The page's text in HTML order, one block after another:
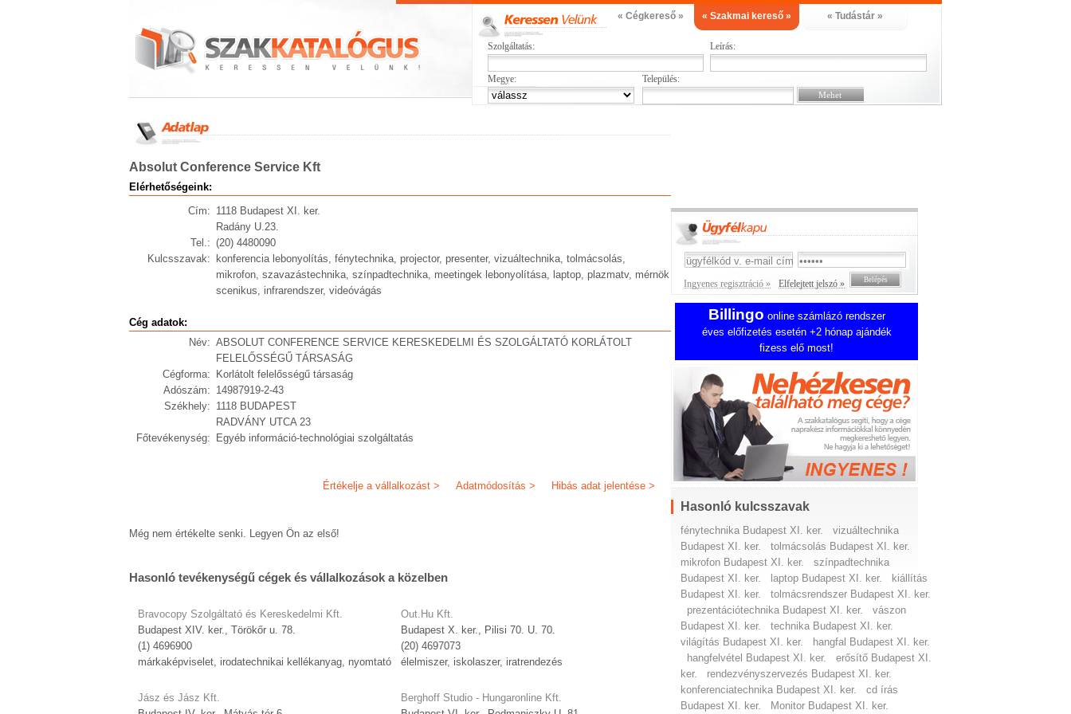
« Cégkereső » « Szakmai kereső » « Tudástár »
Szolgáltatás: Leírás:
Megye: Település:
Absolut Conference Service Kft
Elérhetőségeink:
Cím: 1118 Budapest XI. ker.
Radány U.23.
Tel.: (20) 4480090
Kulcsszavak:
konferencia lebonyolítás, fénytechnika, projector, presenter, vizuáltechnika, tolmácsolás,
mikrofon, szavazástechnika, színpadtechnika, meetingek lebonyolítása, laptop, plazmatv, mérnök
scenikus, infrarendszer, videóvágás
Cég adatok:
Név: ABSOLUT CONFERENCE SERVICE KERESKEDELMI ÉS SZOLGÁLTATÓ KORLÁTOLT
FELELŐSSÉGŰ TÁRSASÁG
Cégforma:
Korlátolt felelősségű társaság
Adószám: 14987919-2-43
Székhely: 1118 BUDAPEST
RADVÁNY UTCA 23
Főtevékenység:
Egyéb információ-technológiai szolgáltatás
Hibás adat jelentése >
Adatmódosítás >
Értékelje a vállalkozást >
Még nem értékelte senki. Legyen Ön az első!
Hasonló tevékenységű cégek és vállalkozások a közelben
Bravocopy Szolgáltató és Kereskedelmi Kft.
Budapest XIV. ker., Törökőr u. 78.
(1) 4696900
márkaképviselet, irodatechnikai kellékanyag, nyomtató
Jász és Jász Kft.
Out.Hu Kft.
Budapest X. ker., Pilisi 70. U. 70.
(20) 4697073
élelmiszer, iskolaszer, iratrendezés
Berghoff Studio - Hungaronline Kft.
Ingyenes regisztráció » Elfelejtett jelszó »
Billingo online számlázó rendszer
éves előfizetés esetén +2 hónap ajándék
fizess elő most!
Hasonló kulcsszavak
fénytechnika Budapest XI. ker.
vizuáltechnika
Budapest XI. ker.
tolmácsolás Budapest XI. ker.
mikrofon Budapest XI. ker.
színpadtechnika
Budapest XI. ker.
laptop Budapest XI. ker.
kiállítás
Budapest XI. ker.
tolmácsrendszer Budapest XI. ker.
prezentációtechnika Budapest XI. ker.
vászon
Budapest XI. ker.
technika Budapest XI. ker.
világítás Budapest XI. ker.
hangfal Budapest XI. ker.
hangfelvétel Budapest XI. ker.
erősítő Budapest XI.
ker.
rendezvényszervezés Budapest XI. ker.
konferenciatechnika Budapest XI. ker.
cd írás
Budapest XI. ker.
Monitor Budapest XI. ker.